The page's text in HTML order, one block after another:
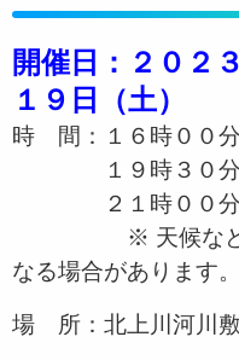
開催日：２０２
１９日（土）
時 間：１６時００
１９時３０分
２１時００分
※ 天候などによ
なる場合があります。
場 所：北上川河川敷